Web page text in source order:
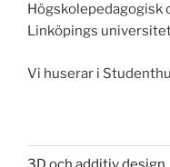
Högskolepedagogisk
Linköpings
Vi huserar i